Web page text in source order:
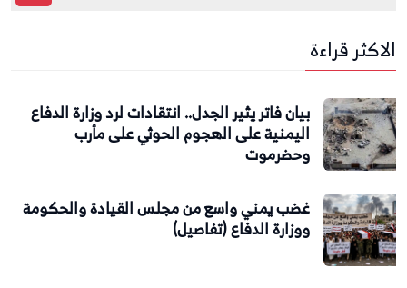
الاكثر قراءة
بيان فاتر يثير الجدل.. انتقادات لرد وزارة الدفاع
اليمنية على الهجوم الحوثي على مأرب
وحضرموت
غضب يمني واسع من مجلس القيادة والحكومة
ووزارة الدفاع (تفاصيل)